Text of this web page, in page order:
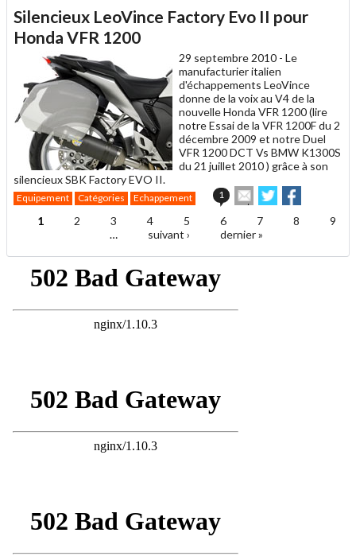
à
Silencieux LeoVince Factory Evo II pour
Honda VFR 1200
29 septembre 2010 - Le
manufacturier italien
d'échappements LeoVince
donne de la voix au V4 de la
nouvelle Honda VFR 1200 (lire
notre Essai de la VFR 1200F du 2
décembre 2009 et notre Duel
VFR 1200 DCT Vs BMW K1300S
du 21 juillet 2010 ) grâce à son
silencieux SBK Factory EVO II.
Equipement Catégories Echappement 1
Envoyer
cet
article
à
ami
Partager
sur
Twitter
sur
Facebook
Pages
1 2 3 4 5 6 7 8
9
…
suivant › dernier »